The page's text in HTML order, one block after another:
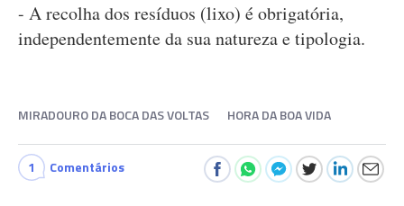
- A recolha dos resíduos (lixo) é obrigatória,
independentemente da sua natureza e tipologia.
MIRADOURO DA BOCA DAS VOLTAS HORA DA BOA VIDA
1 Comentários